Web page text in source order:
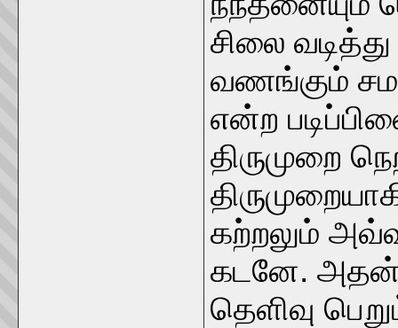
சிலை
வணங்கும்
என்ற
திருமுறை
கற்றலும்
கடனே. அதன்
தெளிவு